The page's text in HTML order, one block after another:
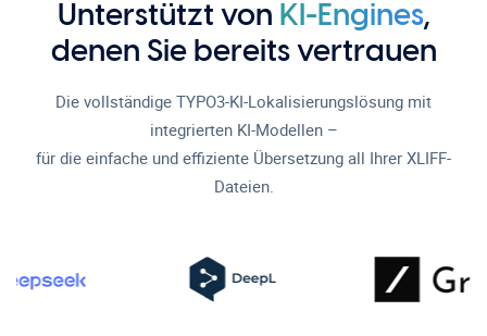
Unterstützt von KI-Engines,
denen Sie bereits vertrauen
Die vollständige TYPO3-KI-Lokalisierungslösung mit
integrierten KI-Modellen –
für die einfache und effiziente Übersetzung all Ihrer XLIFF-
Dateien.